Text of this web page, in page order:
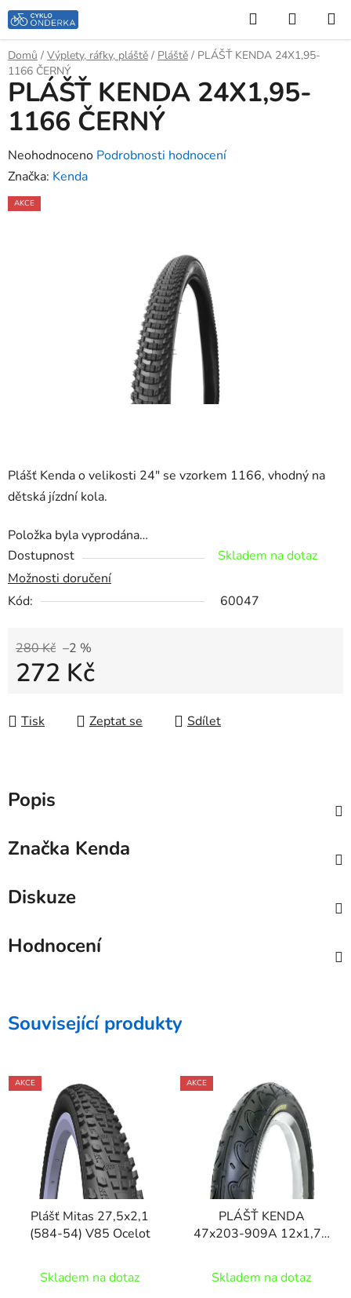
Přejít
na
obsah
Hledat
KOŠÍK
Domů / Výplety, ráfky, pláště / Pláště / PLÁŠŤ KENDA 24X1,95-
1166 ČERNÝ
Plášť Kenda o velikosti 24" se vzorkem 1166, vhodný na
dětská jízdní kola.
Položka byla vyprodána…
Dostupnost
Skladem na dotaz
Možnosti doručení
Kód:
60047
280 Kč –2 %
272 Kč
Tisk
Zeptat se Sdílet
PLÁŠŤ KENDA 24X1,95-
1166 ČERNÝ
Průměrné
hodnocení
produktu
Neohodnoceno Podrobnosti hodnocení
Značka: Kenda
AKCE
Popis
Značka Kenda
Diskuze
Hodnocení
Související produkty
AKCE
Plášť Mitas 27,5x2,1
(584-54) V85 Ocelot
Skladem na dotaz
AKCE
PLÁŠŤ KENDA
47x203-909A 12x1,75
Skladem na dotaz